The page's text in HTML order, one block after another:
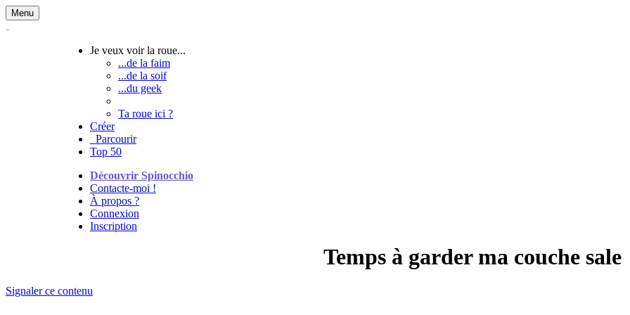
Menu
Je veux voir la roue...
...de la faim
...de la soif
...du geek
Ta roue ici ?
Créer
Parcourir
Top 50
Découvrir Spinocchio
Contacte-moi !
À propos ?
Connexion
Inscription
Temps à garder ma couche sale
Signaler ce contenu